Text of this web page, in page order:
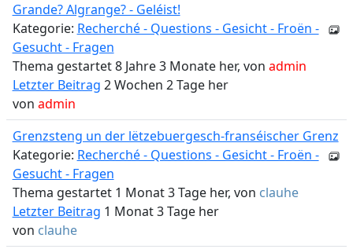
Grande? Algrange? - Geléist!
Kategorie: Recherché - Questions - Gesicht - Froën -
Gesucht - Fragen
Thema gestartet 8 Jahre 3 Monate her, von admin
Letzter Beitrag 2 Wochen 2 Tage her
von admin
Grenzsteng un der lëtzebuergesch-franséischer Grenz
Kategorie: Recherché - Questions - Gesicht - Froën -
Gesucht - Fragen
Thema gestartet 1 Monat 3 Tage her, von clauhe
Letzter Beitrag 1 Monat 3 Tage her
von clauhe